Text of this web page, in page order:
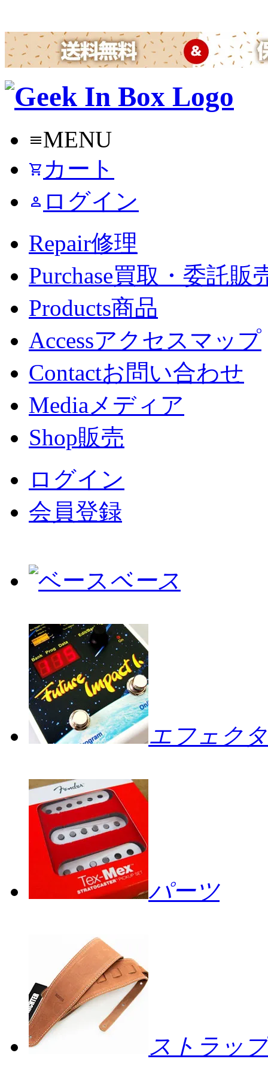
menuMENU
shopping_cart カート
person ログイン
Repair修理
Purchase買取・委託販
Products商品
Accessアクセスマップ
Contactお問い合わせ
Mediaメディア
Shop販売
ログイン
会員登録
ベース
エフェク
パーツ
ストラップ